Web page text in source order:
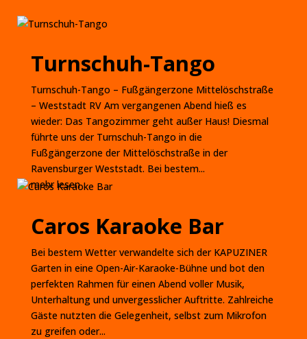
Turnschuh-Tango
Turnschuh-Tango – Fußgängerzone Mittelöschstraße
– Weststadt RV Am vergangenen Abend hieß es
wieder: Das Tangozimmer geht außer Haus! Diesmal
führte uns der Turnschuh-Tango in die
Fußgängerzone der Mittelöschstraße in der
Ravensburger Weststadt. Bei bestem...
mehr lesen
Caros Karaoke Bar
Bei bestem Wetter verwandelte sich der KAPUZINER
Garten in eine Open-Air-Karaoke-Bühne und bot den
perfekten Rahmen für einen Abend voller Musik,
Unterhaltung und unvergesslicher Auftritte. Zahlreiche
Gäste nutzten die Gelegenheit, selbst zum Mikrofon
zu greifen oder...